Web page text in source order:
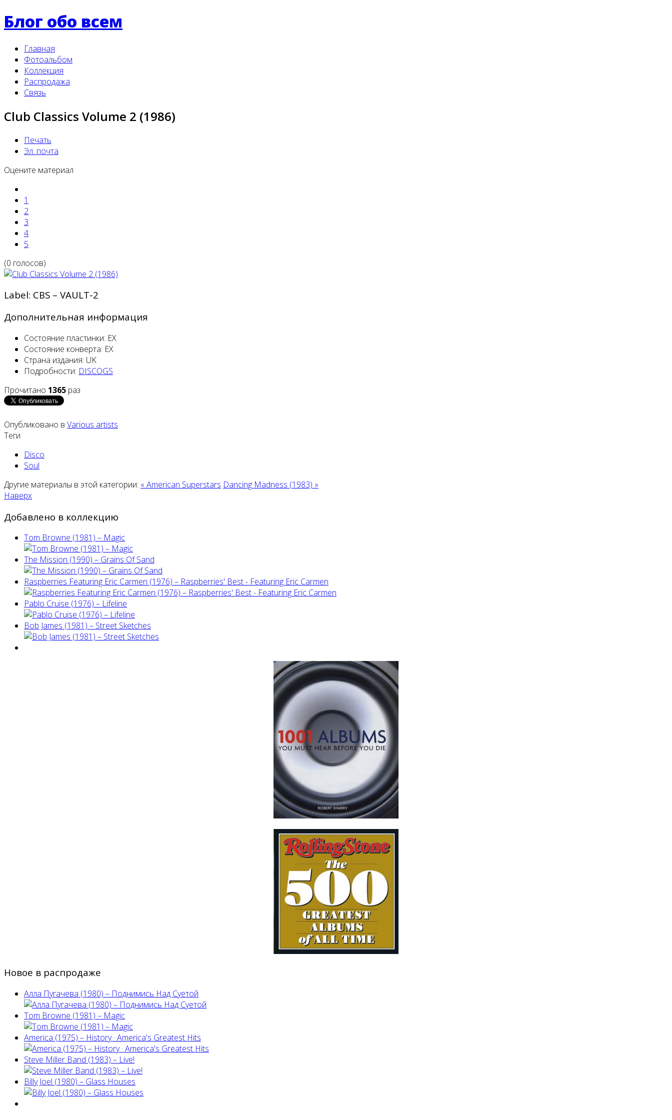
Блог обо всем
Главная
Фотоальбом
Коллекция
Распродажа
Связь
Club Classics Volume 2 (1986)
Печать
Эл. почта
Оцените материал
1
2
3
4
5
(0 голосов)
Label: CBS ‎– VAULT-2
Дополнительная информация
Состояние пластинки: EX
Состояние конверта: EX
Страна издания: UK
Подробности: DISCOGS
Прочитано 1365 раз
Опубликовано в Various artists
Теги
Disco
Soul
Другие материалы в этой категории: « American Superstars Dancing Madness (1983) »
Наверх
Добавлено в коллекцию
Tom Browne (1981) – Magic
The Mission (1990) – Grains Of Sand
Raspberries Featuring Eric Carmen (1976) – Raspberries' Best - Featuring Eric Carmen
Pablo Cruise (1976) – Lifeline
Bob James (1981) – Street Sketches
Новое в распродаже
Алла Пугачева (1980) – Поднимись Над Суетой
Tom Browne (1981) – Magic
America (1975) ‎– History · America's Greatest Hits
Steve Miller Band ‎(1983) – Live!
Billy Joel (1980) ‎– Glass Houses